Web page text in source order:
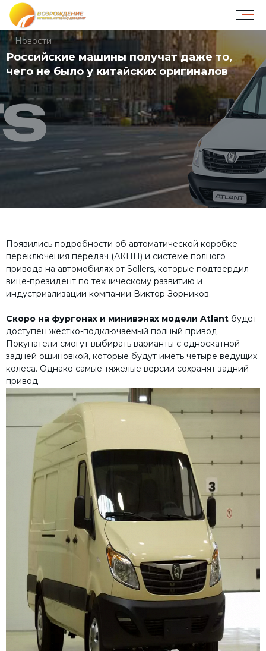
Новости
Российские машины получат даже то,
чего не было у китайских оригиналов
Появились подробности об автоматической коробке
переключения передач (АКПП) и системе полного
привода на автомобилях от Sollers, которые подтвердил
вице-президент по техническому развитию и
индустриализации компании Виктор Зорников.
Скоро на фургонах и минивэнах модели Atlant будет
доступен жёстко-подключаемый полный привод.
Покупатели смогут выбирать варианты с односкатной
задней ошиновкой, которые будут иметь четыре ведущих
колеса. Однако самые тяжелые версии сохранят задний
привод.